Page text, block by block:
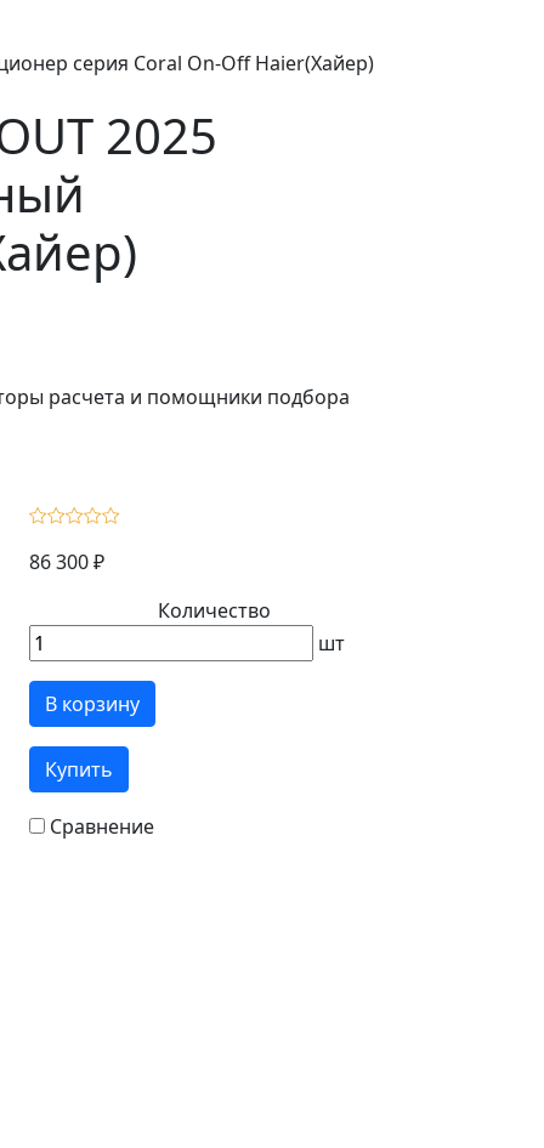
серия Coral On-Off Haier(Хайер)
2025
расчета и помощники подбора
86 300 ₽
Количество
шт
В корзину
Купить
Сравнение